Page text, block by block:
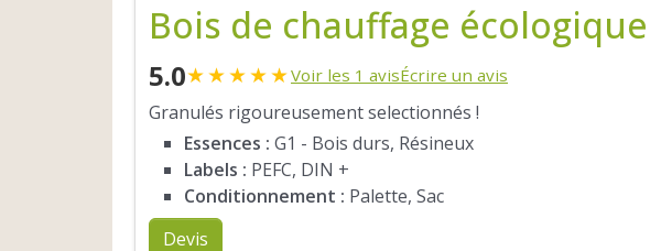
Bois de chauffage écologique
5.0★★★★★Voir les 1 avisÉcrire un avis
Granulés rigoureusement selectionnés !
Essences : G1 - Bois durs, Résineux
Labels : PEFC, DIN +
Conditionnement : Palette, Sac
Devis